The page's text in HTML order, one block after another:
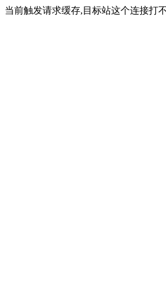
当前触发请求缓存,目标站这个连接打